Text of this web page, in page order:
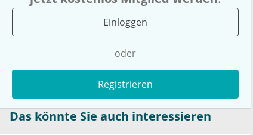
Einloggen
oder
Registrieren
Das könnte Sie auch interessieren